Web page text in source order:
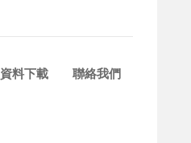
資料下載 聯絡我們